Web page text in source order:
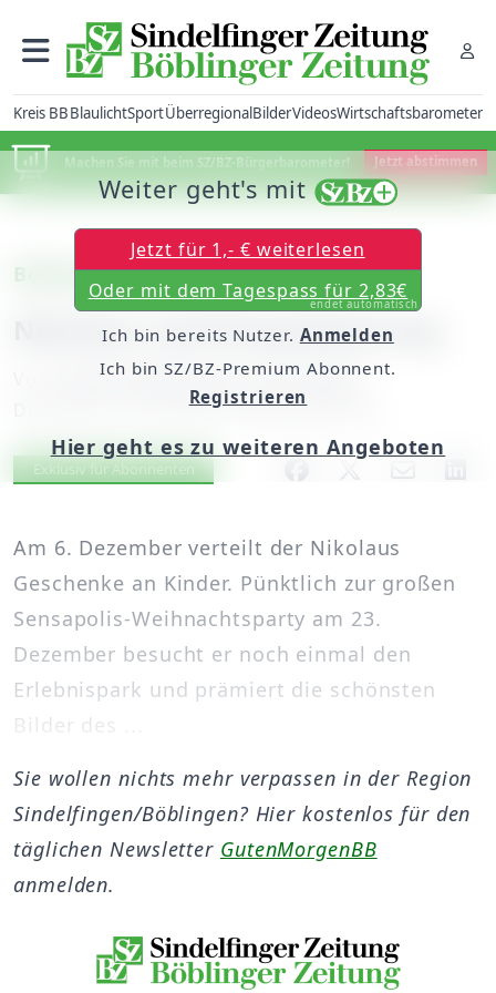
Kreis BBBlaulichtSportÜberregionalBilderVideosWirtschaftsbarometer
Machen Sie mit beim SZ/BZ-Bürgerbarometer! Jetzt abstimmen
Böblingen/Sindelfingen: Flugfeld
Nikolaus und Partystimmung
unserem Mitarbeiter Peter Maier
Dienstag, 25. November 2008, 00:00 Uhr
Artikel vorlesen
Exklusiv für Abonnenten
Am 6. Dezember verteilt der Nikolaus
Geschenke an Kinder. Pünktlich zur großen
Sensapolis-Weihnachtsparty am 23.
Dezember besucht er noch einmal den
Erlebnispark und prämiert die schönsten
Bilder des ...
Weiter geht's mit
Jetzt für 1,- € weiterlesen
Oder mit dem Tagespass für 2,83€
endet automatisch
Ich bin bereits Nutzer. Anmelden
Ich bin SZ/BZ-Premium Abonnent.
Registrieren
Hier geht es zu weiteren Angeboten
Sie wollen nichts mehr verpassen in der Region
Sindelfingen/Böblingen? Hier kostenlos für den
täglichen Newsletter GutenMorgenBB
anmelden.